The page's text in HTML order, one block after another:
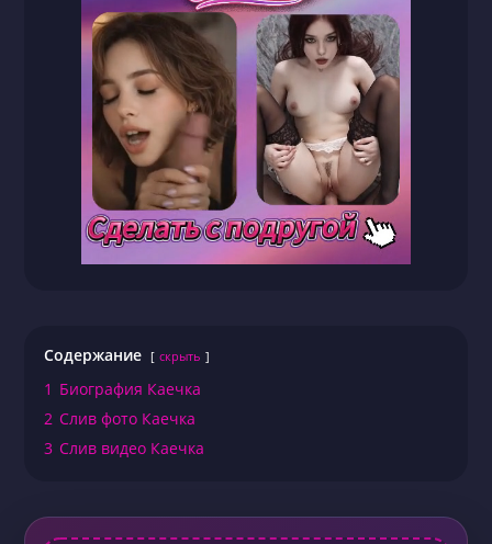
Содержание скрыть
1 Биография Каечка
2 Слив фото Каечка
3 Слив видео Каечка